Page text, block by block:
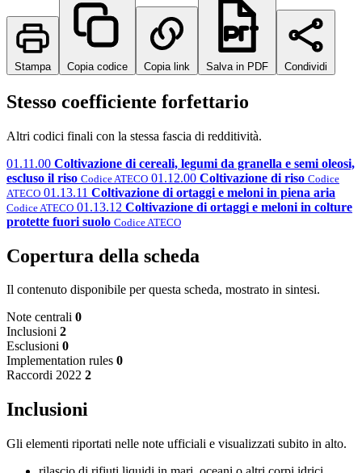
Stampa Copia codice Copia link Salva in PDF Condividi
Stesso coefficiente forfettario
Altri codici finali con la stessa fascia di redditività.
01.11.00 Coltivazione di cereali, legumi da granella e semi oleosi,
escluso il riso Codice ATECO 01.12.00 Coltivazione di riso Codice
ATECO 01.13.11 Coltivazione di ortaggi e meloni in piena aria
Codice ATECO 01.13.12 Coltivazione di ortaggi e meloni in colture
protette fuori suolo Codice ATECO
Copertura della scheda
Il contenuto disponibile per questa scheda, mostrato in sintesi.
Note centrali 0
Inclusioni 2
Esclusioni 0
Implementation rules 0
Raccordi 2022 2
Inclusioni
Gli elementi riportati nelle note ufficiali e visualizzati subito in alto.